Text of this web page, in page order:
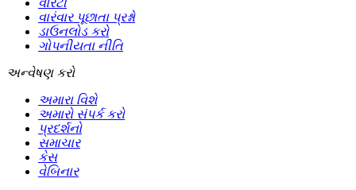
વારંવાર પૂછાતા પ્રશ્નો
ડાઉનલોડ કરો
ગોપનીયતા નીતિ
અન્વેષણ કરો
અમારા વિશે
અમારો સંપર્ક કરો
પ્રદર્શનો
સમાચાર
કેસ
વેબિનાર